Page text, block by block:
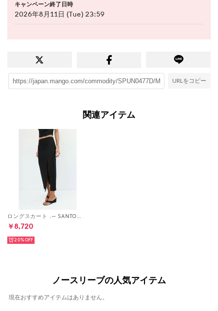
キャンペーン終了日時
2026年8月11日 (Tue) 23:59
URLをコピー
関連アイテム
ロングスカート .-- SANTORI （ブラック）
￥8,720
20%
ノースリーブの人気アイテム
現在おすすめアイテムはありません。